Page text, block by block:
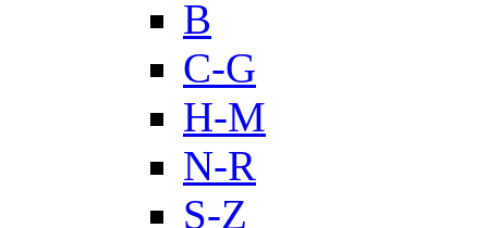
B
C-G
H-M
N-R
S-Z